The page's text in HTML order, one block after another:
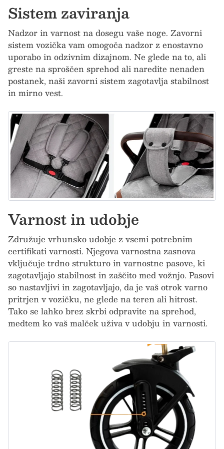
Sistem zaviranja
Nadzor in varnost na dosegu vaše noge. Zavorni
sistem vozička vam omogoča nadzor z enostavno
uporabo in odzivnim dizajnom. Ne glede na to, ali
greste na sproščen sprehod ali naredite nenaden
postanek, naši zavorni sistem zagotavlja stabilnost
in mirno vest.
Varnost in udobje
Združuje vrhunsko udobje z vsemi potrebnim
certifikati varnosti. Njegova varnostna zasnova
vključuje trdno strukturo in varnostne pasove, ki
zagotavljajo stabilnost in zaščito med vožnjo. Pasovi
so nastavljivi in ​​zagotavljajo, da je vaš otrok varno
pritrjen v vozičku, ne glede na teren ali hitrost.
Tako se lahko brez skrbi odpravite na sprehod,
medtem ko vaš malček uživa v udobju in varnosti.